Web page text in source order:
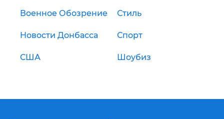
Военное Обозрение Стиль
Новости Донбасса Спорт
США Шоубиз